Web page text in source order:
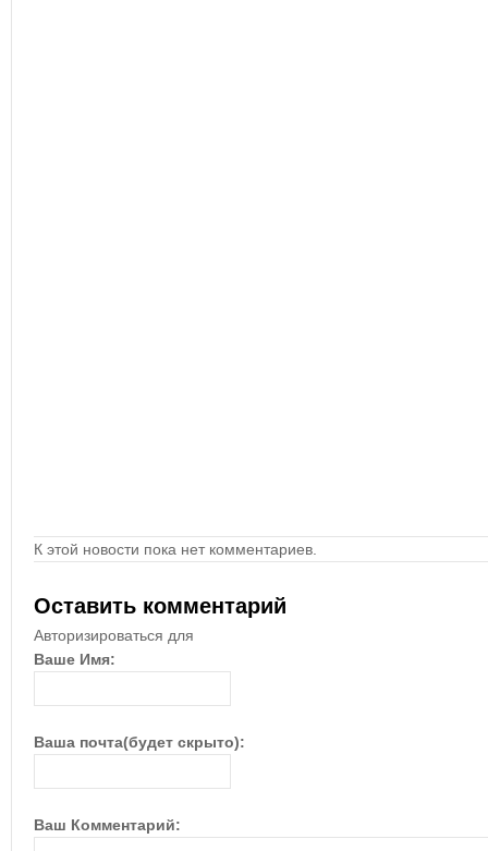
К этой новости пока нет комментариев.
Оставить комментарий
Авторизироваться для
Ваше Имя:
Ваша почта(будет скрыто):
Ваш Комментарий: